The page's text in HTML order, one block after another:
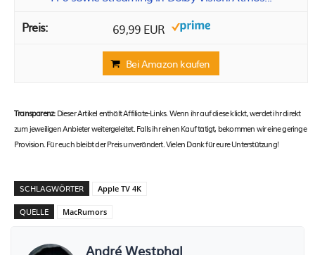
69,99 EUR
Bei Amazon kaufen
Transparenz:Dieser Artikel enthält Affiliate-Links. Wenn ihr auf diese klickt, werdet ihr direkt
zum jeweiligen Anbieter weitergeleitet. Falls ihr einen Kauf tätigt, bekommen wir eine geringe
Provision. Für euch bleibt der Preis unverändert. Vielen Dank für eure Unterstützung!
SCHLAGWÖRTER Apple TV 4K
QUELLE MacRumors
André Westphal